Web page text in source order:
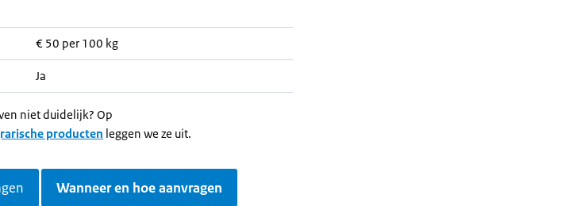
€ 50 per 100 kg
Ja
niet duidelijk? Op
producten leggen we ze uit.
Wanneer en hoe aanvragen